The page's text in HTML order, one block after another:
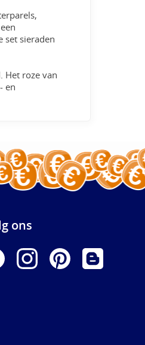
set sieraden
Het roze van
en
ons